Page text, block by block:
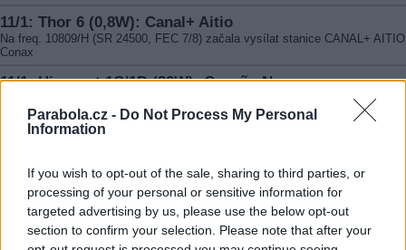
Parabola.cz - Do Not Process My Personal
Information
If you wish to opt-out of the sale, sharing to third parties, or
processing of your personal or sensitive information for
targeted advertising by us, please use the below opt-out
section to confirm your selection. Please note that after your
11/1: Thor 6 (0,8W): Canal+ Aitio
Na freq. 10809/H (SR 24500, FEC 7/8) začala vysílat stanice CANAL+
Conax
11/1: Hispasat 1C/1D (30W): Canção Nova
Na freq. 11891/H (SR 27500, FEC 3/4) začala v paketu ZON TV Cabo vysílat
stanice CANÇãO NOVA. CA Nagravision 3
stanice TVCINE 3. CA Nagravision 3
9/1: Eutelsat W2A (10E): Premier League TV HD
Na freq. 10995/V (SR 6888, FEC 3/4, DVB-S2/8PSK) se na nové frekvenci
kanál PREMIER LEAGUE TV HD. CA BISS